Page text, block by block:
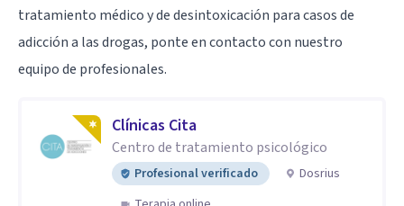
tratamiento médico y de desintoxicación para casos de
adicción a las drogas, ponte en contacto con nuestro
equipo de profesionales.
Clínicas Cita
Centro de tratamiento psicológico
Profesional verificado
Dosrius